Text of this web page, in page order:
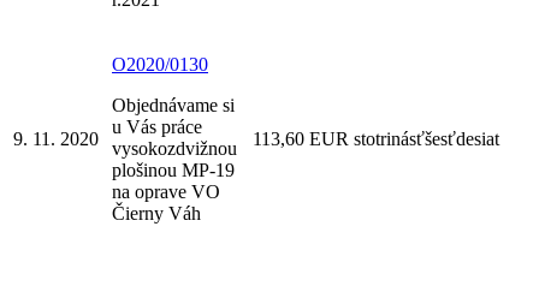
9. 11. 2020
O2020/0130
Objednávame si
u Vás práce
vysokozdvižnou
plošinou MP-19
na oprave VO
Čierny Váh
113,60 EUR stotrinásťšesťdesiat